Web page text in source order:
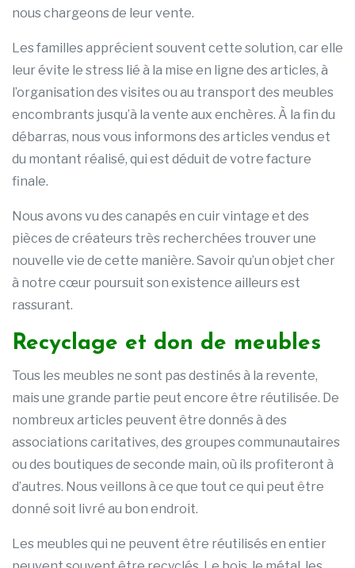
nous chargeons de leur vente.
Les familles apprécient souvent cette solution, car elle
leur évite le stress lié à la mise en ligne des articles, à
l’organisation des visites ou au transport des meubles
encombrants jusqu’à la vente aux enchères. À la fin du
débarras, nous vous informons des articles vendus et
du montant réalisé, qui est déduit de votre facture
finale.
Nous avons vu des canapés en cuir vintage et des
pièces de créateurs très recherchées trouver une
nouvelle vie de cette manière. Savoir qu’un objet cher
à notre cœur poursuit son existence ailleurs est
rassurant.
Recyclage et don de meubles
Tous les meubles ne sont pas destinés à la revente,
mais une grande partie peut encore être réutilisée. De
nombreux articles peuvent être donnés à des
associations caritatives, des groupes communautaires
ou des boutiques de seconde main, où ils profiteront à
d’autres. Nous veillons à ce que tout ce qui peut être
donné soit livré au bon endroit.
Les meubles qui ne peuvent être réutilisés en entier